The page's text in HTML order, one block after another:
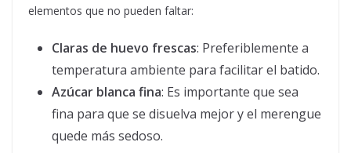
elementos que no pueden faltar:
Claras de huevo frescas: Preferiblemente a
temperatura ambiente para facilitar el batido.
Azúcar blanca fina: Es importante que sea
fina para que se disuelva mejor y el merengue
quede más sedoso.